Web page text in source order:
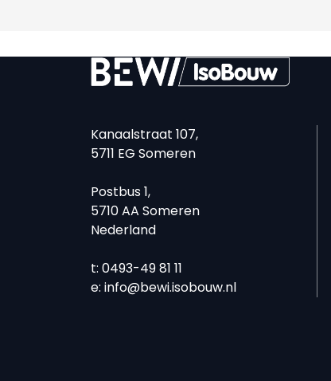
Kanaalstraat 107,
5711 EG Someren
Postbus 1,
5710 AA Someren
Nederland
t: 0493-49 81 11
e: info@bewi.isobouw.nl